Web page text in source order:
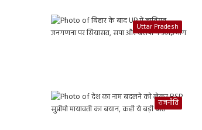
Uttar Pradesh
राजनीति